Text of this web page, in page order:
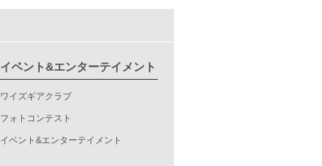
イベント&エンターテイメント
ワイズギアクラブ
フォトコンテスト
イベント&エンターテイメント